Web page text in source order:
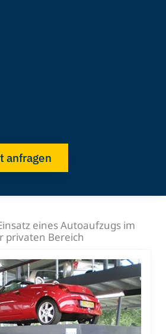
anfragen
eines Autoaufzugs im
privaten Bereich